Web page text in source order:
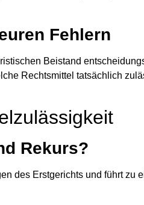
Fehlern
Beistand
Rechtsmittel tatsächlich
Rekurs?
des Erstgerichts und führt zu